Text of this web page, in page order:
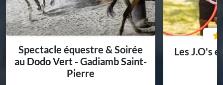
Spectacle équestre & Soirée
au Dodo Vert - Gadiamb Saint-
Pierre
Les J.O's